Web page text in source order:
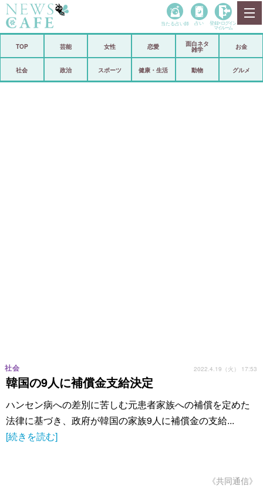
政治
当たる占い師 占い 登録• ログイン
マイルーム
TOP 芸能 女性 恋愛
面白ネタ
雑学
お金
社会 政治 スポーツ 健康・生活 動物 グルメ
韓国の9人に補償金支給決定
社会 2022.4.19（火） 17:53
ハンセン病への差別に苦しむ元患者家族への補償を定めた
法律に基づき、政府が韓国の家族9人に補償金の支給...
[続きを読む]
《共同通信》